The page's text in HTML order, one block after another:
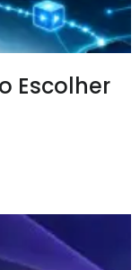
Escolher